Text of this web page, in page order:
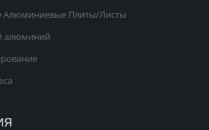
Алюминиевые Плиты/Листы
алюминий